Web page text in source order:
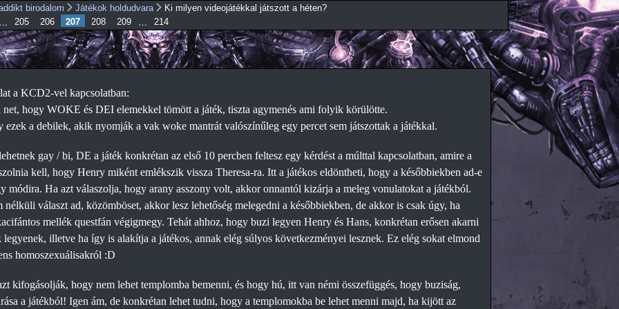
Ugrás a
tartalomra
birodalom Játékok holdudvara Ki milyen videojátékkal játszott a héten?
205 206 207 208 209 … 214
a KCD2-vel kapcsolatban:
net, hogy WOKE és DEI elemekkel tömött a játék, tiszta agymenés ami folyik körülötte.
ezek a debilek, akik nyomják a vak woke mantrát valószínűleg egy percet sem játszottak a játékkal.
gay / bi, DE a játék konkrétan az első 10 percben feltesz egy kérdést a múlttal kapcsolatban, amire a
kell, hogy Henry miként emlékszik vissza Theresa-ra. Itt a játékos eldöntheti, hogy a későbbiekben ad-e
módira. Ha azt válaszolja, hogy arany asszony volt, akkor onnantól kizárja a meleg vonulatokat a játékból.
nélküli választ ad, közömböset, akkor lesz lehetőség melegedni a későbbiekben, de akkor is csak úgy, ha
mellék questfán végigmegy. Tehát ahhoz, hogy buzi legyen Henry és Hans, konkrétan erősen akarni
illetve ha így is alakítja a játékos, annak elég súlyos következményei lesznek. Ez elég sokat elmond
homoszexuálisakról :D
kifogásolják, hogy nem lehet templomba bemenni, és hogy hú, itt van némi összefüggés, hogy buziság,
a játékból! Igen ám, de konkrétan lehet tudni, hogy a templomokba be lehet menni majd, ha kijött az